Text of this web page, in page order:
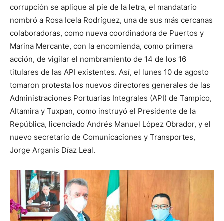
corrupción se aplique al pie de la letra, el mandatario
nombró a Rosa Icela Rodríguez, una de sus más cercanas
colaboradoras, como nueva coordinadora de Puertos y
Marina Mercante, con la encomienda, como primera
acción, de vigilar el nombramiento de 14 de los 16
titulares de las API existentes. Así, el lunes 10 de agosto
tomaron protesta los nuevos directores generales de las
Administraciones Portuarias Integrales (API) de Tampico,
Altamira y Tuxpan, como instruyó el Presidente de la
República, licenciado Andrés Manuel López Obrador, y el
nuevo secretario de Comunicaciones y Transportes,
Jorge Arganis Díaz Leal.